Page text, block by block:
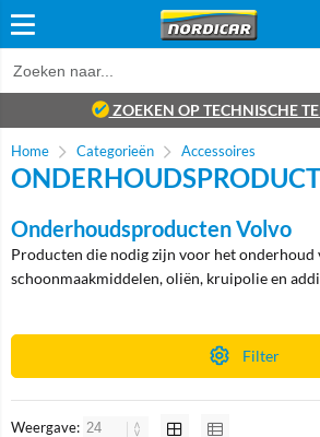
ZOEKEN OP TECHNISCHE
Home Categorieën Accessoires
Onderhoudsproducten Volvo
Producten die nodig zijn voor het onderhoud
schoonmaakmiddelen, oliën, kruipolie en
Filter
Weergave: